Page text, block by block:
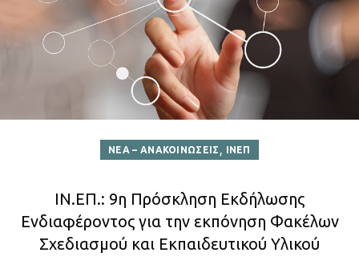
ΝΕΑ – ΑΝΑΚΟΙΝΩΣΕΙΣ , ΙΝΕΠ
ΙΝ.ΕΠ.: 9η Πρόσκληση Εκδήλωσης
Ενδιαφέροντος για την εκπόνηση Φακέλων
Σχεδιασμού και Εκπαιδευτικού Υλικού